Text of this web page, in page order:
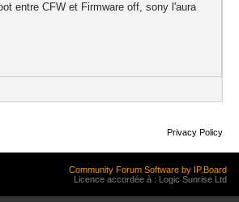
entre CFW et Firmware off, sony l'aura
Privacy Policy
Community Forum Software by IP.Board
Licence accordée à : Logic Sunrise Ltd